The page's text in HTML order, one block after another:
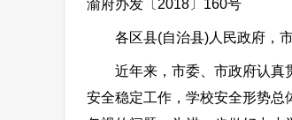
渝府办发〔2018〕160号
各区县(自治县)人民政府，市
近年来，市委、市政府认真贯
安全稳定工作，学校安全形势总